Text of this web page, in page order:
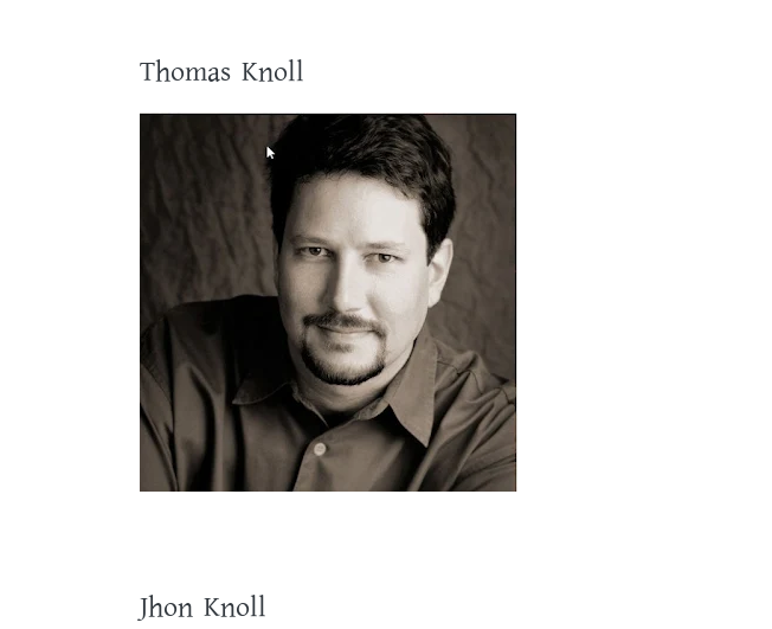
Thomas Knoll
Jhon Knoll